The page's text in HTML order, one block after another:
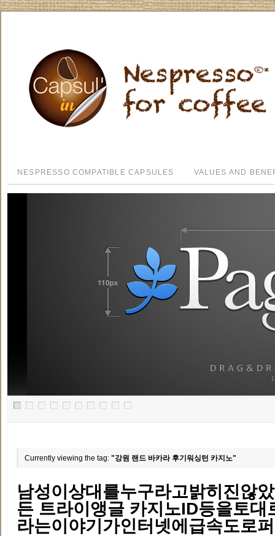
NESPRESSO COMPATIBLE CAPSULES VALUES AND
Currently viewing the tag: "강원 랜드 바카라 후기워싱턴 카지노"
남성이상대를누구라고밝히진않
든 트라이앵글 카지노ID등을토
라는이야기가인터넷에급속도로